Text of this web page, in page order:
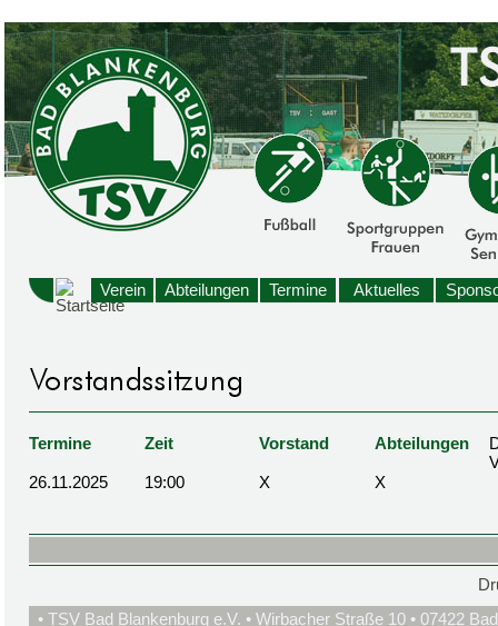
Verein Abteilungen Termine Aktuelles
Termine Zeit Vorstand Abteilungen
26.11.2025
19:00 X X
• TSV Bad Blankenburg e.V. • Wirbacher Straße 10 • 07422